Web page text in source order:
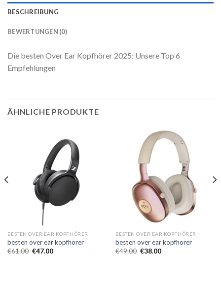
BESCHREIBUNG
BEWERTUNGEN (0)
Die besten Over Ear Kopfhörer 2025: Unsere Top 6
Empfehlungen
ÄHNLICHE PRODUKTE
BESTEN OVER EAR KOPFHÖRER
besten over ear kopfhörer
€61.00 €47.00
BESTEN OVER EAR KOPFHÖRER
besten over ear kopfhörer
€49.00 €38.00